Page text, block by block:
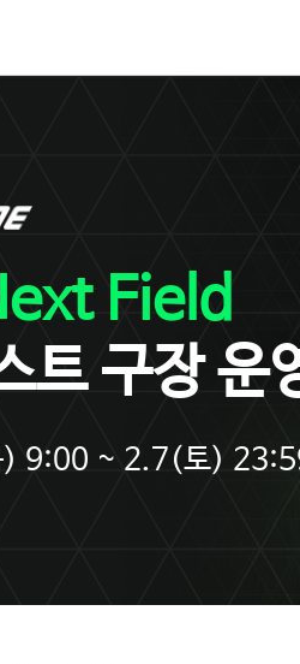
Field
트 구장 운
9:00 ~ 2.7(토)